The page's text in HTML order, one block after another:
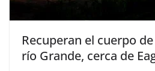
Recuperan el cuerpo
río Grande, cerca de